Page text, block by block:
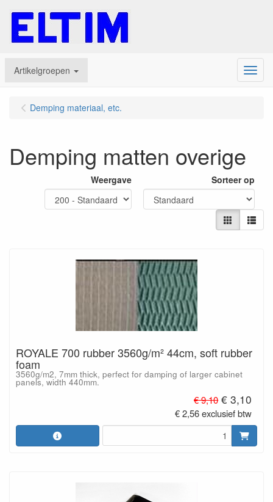
Artikelgroepen Menu
Demping materiaal, etc.
Demping matten overige
Weergave Sorteer op
ROYALE 700 rubber 3560g/m² 44cm, soft rubber
foam
3560g/m2, 7mm thick, perfect for damping of larger cabinet
panels, width 440mm.
€ 9,10 € 3,10
€ 2,56 exclusief btw